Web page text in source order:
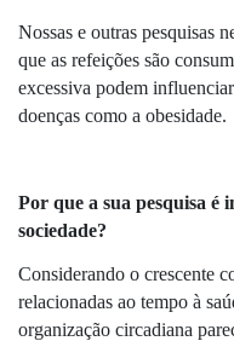
Nossas e outras pesquisas
que as refeições são
excessiva podem
doenças como a obesidade.
Por que a sua pesquisa é
sociedade?
Considerando o crescente
relacionadas ao tempo à
organização circadiana